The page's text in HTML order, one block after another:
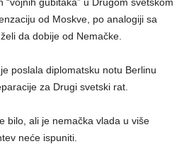
od Moskve, po analogiji sa
da dobije od Nemačke.
poslala diplomatsku notu Berlinu
za Drugi svetski rat.
bilo, ali je nemačka vlada u više
neće ispuniti.